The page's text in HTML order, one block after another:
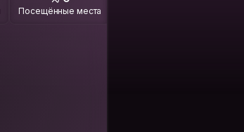
Посещённые места